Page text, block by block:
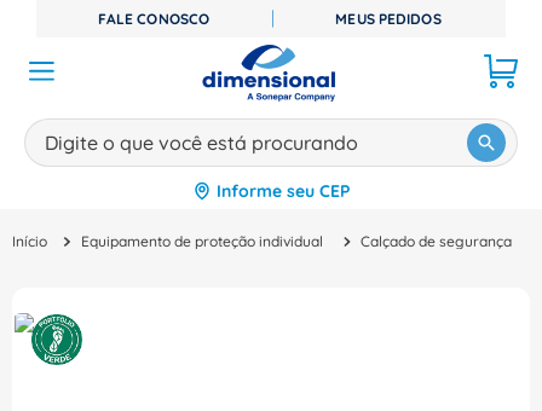
FALE CONOSCO MEUS PEDIDOS
Digite o que você está procurando
Informe seu CEP
Equipamento de proteção individual Calçado de segurança
TERMOS MAIS BUSCADOS
º disjuntor
3º